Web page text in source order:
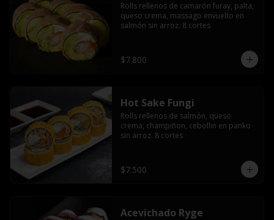
Rolls rellenos de camarón furay, palta,
queso crema, massago envuelto en
salmón sin arroz. 8 cortes
$7.800
Hot Sake Fungi
Rolls rellenos de salmón, queso
crema, champiñon, cebollin en panko
sin arroz. 8 cortes
$7.500
Acevichado Ryge